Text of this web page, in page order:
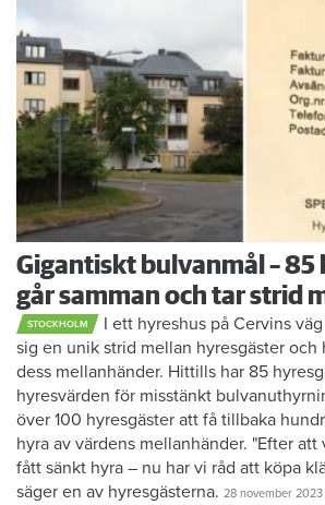
Gigantiskt bulvanmål – 85
går samman och tar strid
STOCKHOLM
I ett hyreshus på Cervins
sig en unik strid mellan hyresgäster och
dess mellanhänder. Hittills har 85
hyresvärden för misstänkt
över 100 hyresgäster att få tillbaka
hyra av värdens mellanhänder. "Efter
fått sänkt hyra – nu har vi råd att köpa
säger en av hyresgästerna. 28 november 2023